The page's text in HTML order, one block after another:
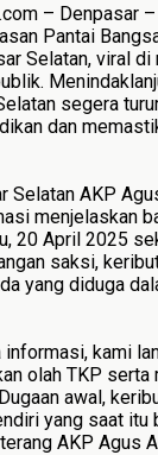
– Denpasar
Pantai
Selatan, viral
segera
dan
Selatan AKP
menjelaskan
20 April 2025
saksi,
yang diduga
informasi, kami
olah TKP
awal,
yang saat itu
AKP Agus